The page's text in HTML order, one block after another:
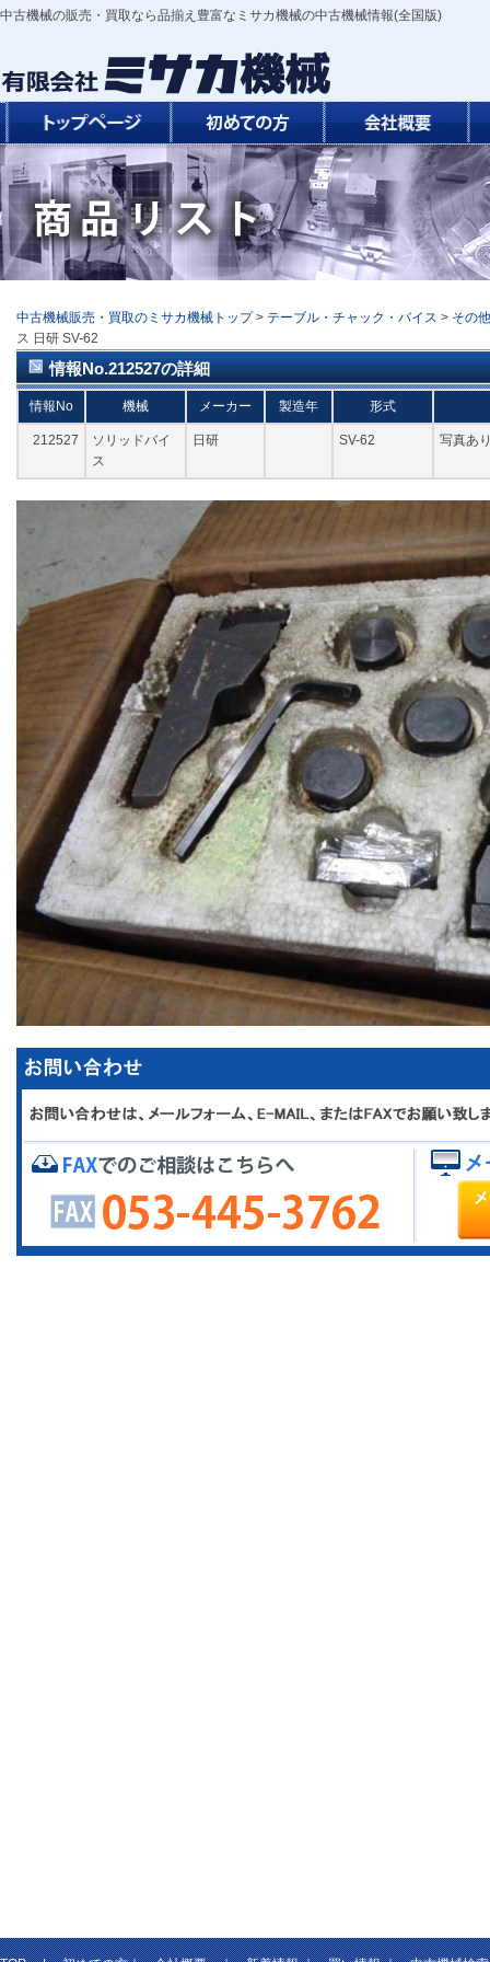
中古機械の販売・買取なら品揃え豊富なミサカ機械の中古機械情報(全国版)
中古機械販売・買取のミサカ機械トップ > テーブル・チャック・バイス > その
ス 日研 SV-62
情報No.212527の詳細
情報No 機械 メーカー 製造年 形式
212527
ソリッドバイ
ス
日研 SV-62 写真あ